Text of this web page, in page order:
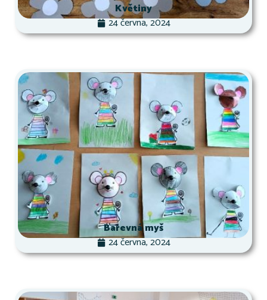
Květiny
24 června, 2024
Barevná myš
24 června, 2024